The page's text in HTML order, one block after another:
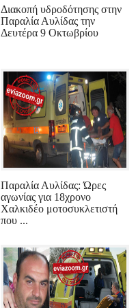
Διακοπή υδροδότησης στην
Παραλία Αυλίδας την
Δευτέρα 9 Οκτωβρίου
Παραλία Αυλίδας: Ώρες
αγωνίας για 18χρονο
Χαλκιδέο μοτοσυκλετιστή
που ...